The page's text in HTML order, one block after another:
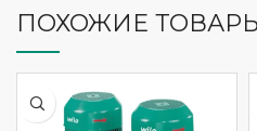
ПОХОЖИЕ